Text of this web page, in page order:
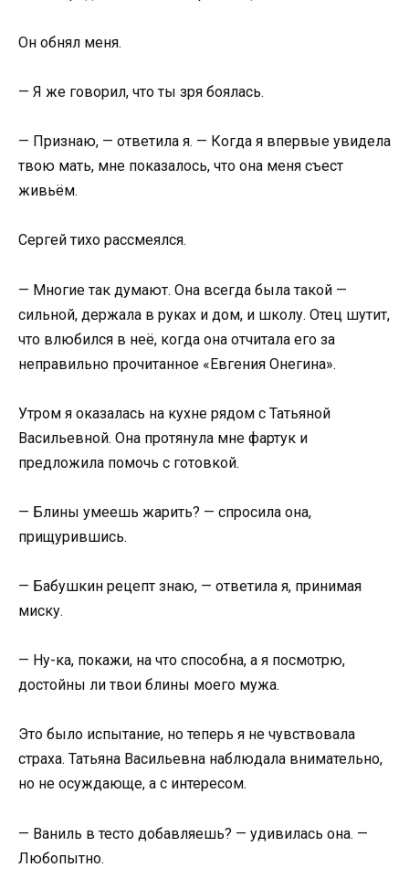
Он обнял меня.
— Я же говорил, что ты зря боялась.
— Признаю, — ответила я. — Когда я впервые увидела
твою мать, мне показалось, что она меня съест
живьём.
Сергей тихо рассмеялся.
— Многие так думают. Она всегда была такой —
сильной, держала в руках и дом, и школу. Отец шутит,
что влюбился в неё, когда она отчитала его за
неправильно прочитанное «Евгения Онегина».
Утром я оказалась на кухне рядом с Татьяной
Васильевной. Она протянула мне фартук и
предложила помочь с готовкой.
— Блины умеешь жарить? — спросила она,
прищурившись.
— Бабушкин рецепт знаю, — ответила я, принимая
миску.
— Ну-ка, покажи, на что способна, а я посмотрю,
достойны ли твои блины моего мужа.
Это было испытание, но теперь я не чувствовала
страха. Татьяна Васильевна наблюдала внимательно,
но не осуждающе, а с интересом.
— Ваниль в тесто добавляешь? — удивилась она. —
Любопытно.